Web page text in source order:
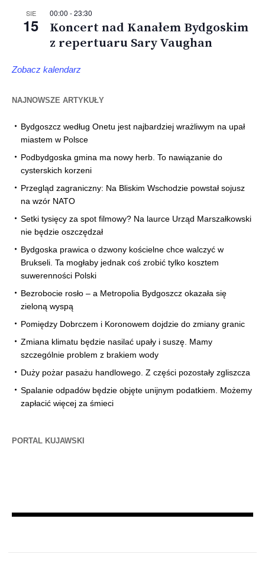
SIE
15
00:00 -23:30
Koncert nad Kanałem Bydgoskim
z repertuaru Sary Vaughan
Zobacz kalendarz
NAJNOWSZE ARTYKUŁY
Bydgoszcz według Onetu jest najbardziej wrażliwym na upał
miastem w Polsce
Podbydgoska gmina ma nowy herb. To nawiązanie do
cysterskich korzeni
Przegląd zagraniczny: Na Bliskim Wschodzie powstał sojusz
na wzór NATO
Setki tysięcy za spot filmowy? Na laurce Urząd Marszałkowski
nie będzie oszczędzał
Bydgoska prawica o dzwony kościelne chce walczyć w
Brukseli. Ta mogłaby jednak coś zrobić tylko kosztem
suwerenności Polski
Bezrobocie rosło – a Metropolia Bydgoszcz okazała się
zieloną wyspą
Pomiędzy Dobrczem i Koronowem dojdzie do zmiany granic
Zmiana klimatu będzie nasilać upały i suszę. Mamy
szczególnie problem z brakiem wody
Duży pożar pasażu handlowego. Z części pozostały zgliszcza
Spalanie odpadów będzie objęte unijnym podatkiem. Możemy
zapłacić więcej za śmieci
PORTAL KUJAWSKI